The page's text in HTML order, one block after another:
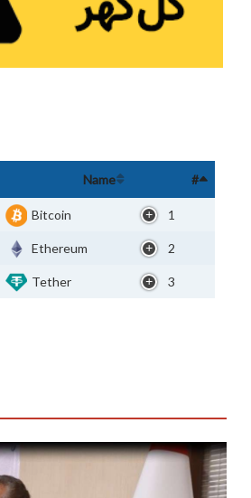
#
Name
1
Bitcoin
2
Ethereum
3
Tether